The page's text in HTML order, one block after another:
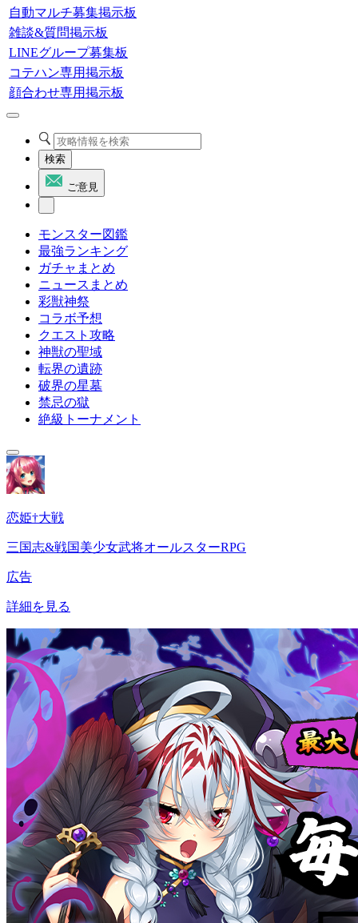
自動マルチ募集掲示板
雑談&質問掲示板
LINEグループ募集板
コテハン専用掲示板
顔合わせ専用掲示板
検索
ご意見
モンスター図鑑
最強ランキング
ガチャまとめ
ニュースまとめ
彩獣神祭
コラボ予想
クエスト攻略
神獣の聖域
転界の遺跡
破界の星墓
禁忌の獄
絶級トーナメント
恋姫†大戦
三国志&戦国美少女武将オールスターRPG
広告
詳細を見る